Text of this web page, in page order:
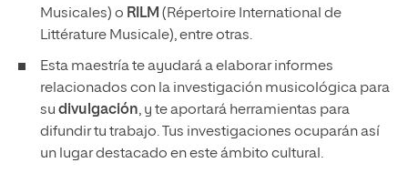
Musicales) o RILM (Répertoire International de
Littérature Musicale), entre otras.
Esta maestría te ayudará a elaborar informes
relacionados con la investigación musicológica para
su divulgación, y te aportará herramientas para
difundir tu trabajo. Tus investigaciones ocuparán así
un lugar destacado en este ámbito cultural.